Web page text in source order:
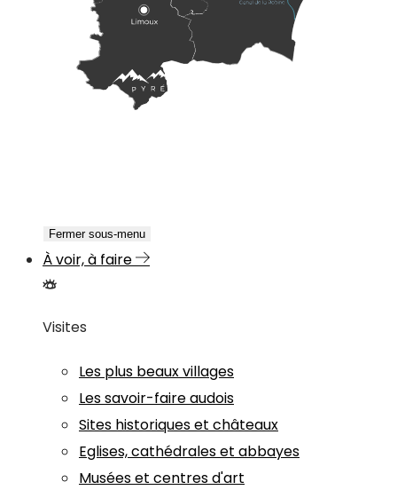
Fermer sous-menu
À voir, à faire
Visites
Les plus beaux villages
Les savoir-faire audois
Sites historiques et châteaux
Eglises, cathédrales et abbayes
Musées et centres d'art